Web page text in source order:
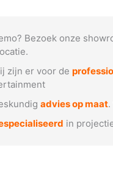
Bezoek onze
zijn er voor de
advies op maat
in